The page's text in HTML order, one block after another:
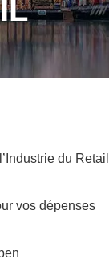
du
vos dépenses